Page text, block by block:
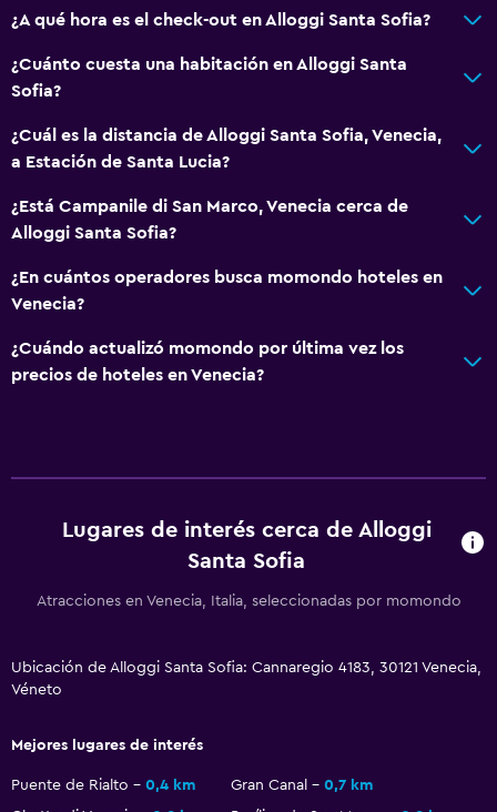
Restaurante
Nevera
La comida se puede entregar en el alojamiento
Servicios y facilidades
Caja fuerte
Servicio de habitaciones
Mostrador de información turística
Acceso con llave
Recepción 24 horas
Cama plegable
Armario o clóset
Salud y seguridad
Botiquín de primeros auxilios
Caja fuerte
¿A qué hora es el check-out en Alloggi Santa Sofia?
¿Cuánto cuesta una habitación en Alloggi Santa
Sofia?
¿Cuál es la distancia de Alloggi Santa Sofia, Venecia,
a Estación de Santa Lucia?
¿Está Campanile di San Marco, Venecia cerca de
Alloggi Santa Sofia?
¿En cuántos operadores busca momondo hoteles en
Venecia?
¿Cuándo actualizó momondo por última vez los
precios de hoteles en Venecia?
Lugares de interés cerca de Alloggi
Santa Sofia
Atracciones en Venecia, Italia, seleccionadas por momondo
Ubicación de Alloggi Santa Sofia: Cannaregio 4183, 30121 Venecia,
Véneto
Mejores lugares de interés
Puente de Rialto 0,4 km Gran Canal
0,7 km